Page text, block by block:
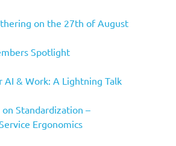
on the 27th of August
Spotlight
AI & Work: A Lightning Talk
Standardization –
Ergonomics